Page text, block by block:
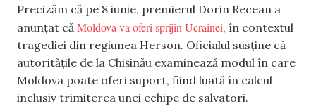
Precizăm că pe 8 iunie, premierul Dorin Recean a
anunțat că Moldova va oferi sprijin Ucrainei, în contextul
tragediei din regiunea Herson. Oficialul susține că
autoritățile de la Chișinău examinează modul în care
Moldova poate oferi suport, fiind luată în calcul
inclusiv trimiterea unei echipe de salvatori.